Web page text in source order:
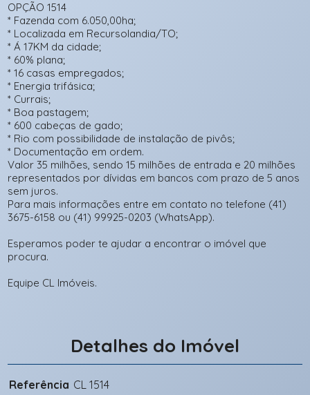
OPÇÃO 1514
* Fazenda com 6.050,00ha;
* Localizada em Recursolandia/TO;
* Á 17KM da cidade;
* 60% plana;
* 16 casas empregados;
* Energia trifásica;
* Currais;
* Boa pastagem;
* 600 cabeças de gado;
* Rio com possibilidade de instalação de pivôs;
* Documentação em ordem.
Valor 35 milhões, sendo 15 milhões de entrada e 20 milhões
representados por dívidas em bancos com prazo de 5 anos
sem juros.
Para mais informações entre em contato no telefone (41)
3675-6158 ou (41) 99925-0203 (WhatsApp).
Esperamos poder te ajudar a encontrar o imóvel que
procura.
Equipe CL Imóveis.
Detalhes do Imóvel
Referência CL 1514